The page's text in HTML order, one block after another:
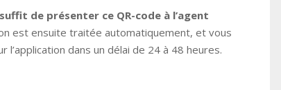
de présenter ce QR-code à l’agent
est ensuite traitée automatiquement, et vous
dans un délai de 24 à 48 heures.